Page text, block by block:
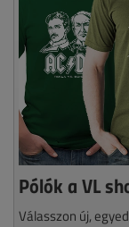
Pólók a VL
Válasszon új,